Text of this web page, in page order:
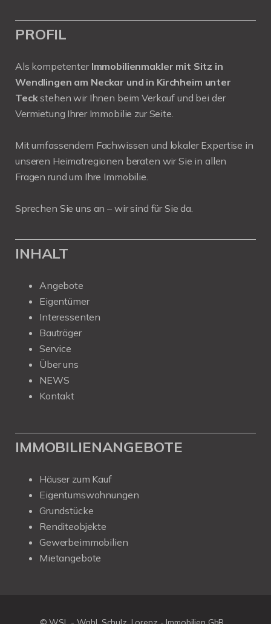
PROFIL
Als kompetenter Immobilienmakler mit Sitz in
Wendlingen am Neckar und in Kirchheim unter
Teckstehen wir Ihnen beim Verkauf und bei der
Vermietung Ihrer Immobilie zur Seite.
Mit umfassendem Fachwissen und lokaler Expertise in
unseren Heimatregionen beraten wir Sie in allen
Fragen rund um Ihre Immobilie.
Sprechen Sie uns an – wir sind für Sie da.
INHALT
Angebote
Eigentümer
Interessenten
Bauträger
Service
Über uns
NEWS
Kontakt
IMMOBILIENANGEBOTE
Häuser zum Kauf
Eigentumswohnungen
Grundstücke
Renditeobjekte
Gewerbeimmobilien
Mietangebote